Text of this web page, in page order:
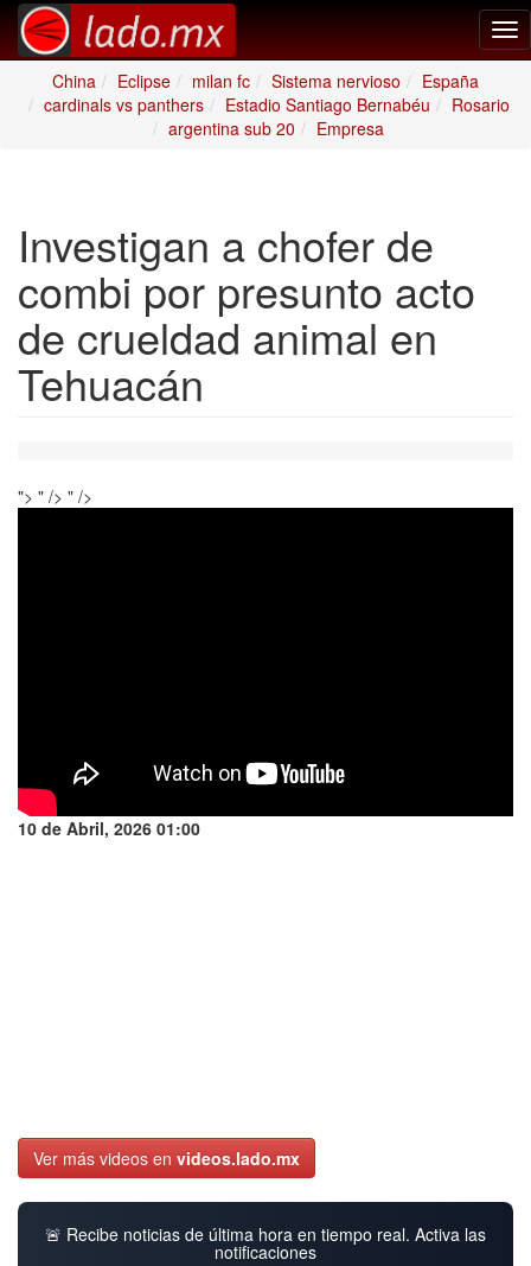
China
Eclipse milan fc Sistema nervioso
España
cardinals vs panthers
Estadio Santiago Bernabéu
Rosario
argentina sub 20
Empresa
Investigan a chofer de
combi por presunto acto
de crueldad animal en
Tehuacán
"> " /> " />
10 de Abril, 2026 01:00
Ver más videos en videos.lado.mx
🚨 Recibe noticias de última hora en tiempo real. Activa las
notificaciones